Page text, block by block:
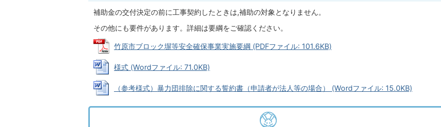
補助金の交付決定の前に工事契約したときは,補助の対象となりません。
その他にも要件があります。詳細は要綱をご確認ください。
竹原市ブロック塀等安全確保事業実施要綱 (PDFファイル: 101.6KB)
様式 (Wordファイル: 71.0KB)
（参考様式）暴力団排除に関する誓約書（申請者が法人等の場合） (Wordファイル: 15.0KB)